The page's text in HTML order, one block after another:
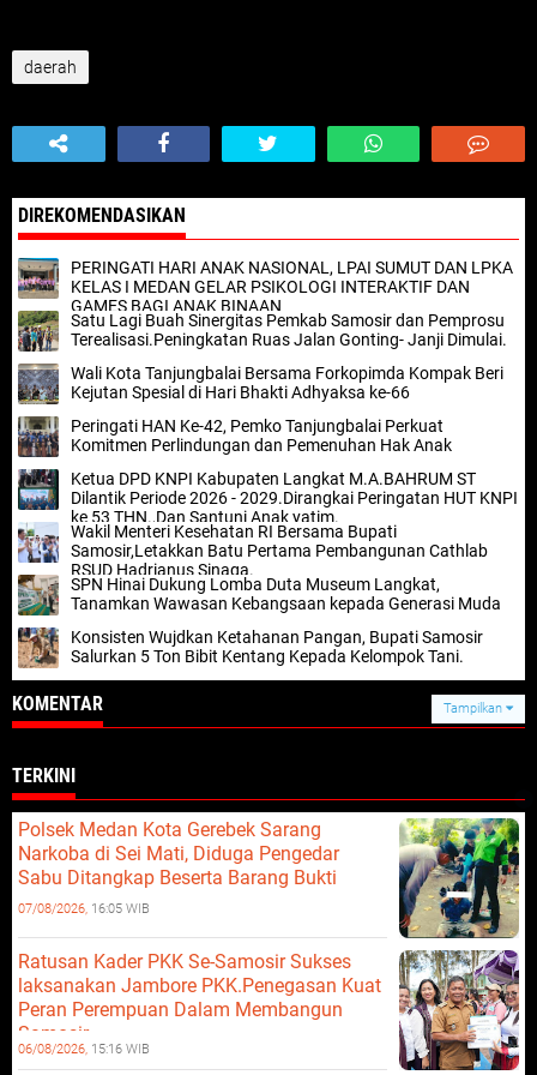
daerah
DIREKOMENDASIKAN
PERINGATI HARI ANAK NASIONAL, LPAI SUMUT DAN LPKA
KELAS I MEDAN GELAR PSIKOLOGI INTERAKTIF DAN
GAMES BAGI ANAK BINAAN
Satu Lagi Buah Sinergitas Pemkab Samosir dan Pemprosu
Terealisasi.Peningkatan Ruas Jalan Gonting- Janji Dimulai.
Wali Kota Tanjungbalai Bersama Forkopimda Kompak Beri
Kejutan Spesial di Hari Bhakti Adhyaksa ke-66
Peringati HAN Ke-42, Pemko Tanjungbalai Perkuat
Komitmen Perlindungan dan Pemenuhan Hak Anak
Ketua DPD KNPI Kabupaten Langkat M.A.BAHRUM ST
Dilantik Periode 2026 - 2029.Dirangkai Peringatan HUT KNPI
ke 53 THN.,Dan Santuni Anak yatim.
Wakil Menteri Kesehatan RI Bersama Bupati
Samosir,Letakkan Batu Pertama Pembangunan Cathlab
RSUD Hadrianus Sinaga.
SPN Hinai Dukung Lomba Duta Museum Langkat,
Tanamkan Wawasan Kebangsaan kepada Generasi Muda
Konsisten Wujdkan Ketahanan Pangan, Bupati Samosir
Salurkan 5 Ton Bibit Kentang Kepada Kelompok Tani.
KOMENTAR Tampilkan
TERKINI
Polsek Medan Kota Gerebek Sarang
Narkoba di Sei Mati, Diduga Pengedar
Sabu Ditangkap Beserta Barang Bukti
07/08/2026, 16:05 WIB
Ratusan Kader PKK Se-Samosir Sukses
laksanakan Jambore PKK.Penegasan Kuat
Peran Perempuan Dalam Membangun
Samosir.
06/08/2026, 15:16 WIB